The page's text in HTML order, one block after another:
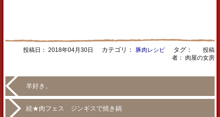
投稿日： 2018年04月30日 カテゴリ： 豚肉レシピタグ： 投稿
者： 肉屋の女房
羊好き。
続★肉フェス ジンギスで焼き鍋